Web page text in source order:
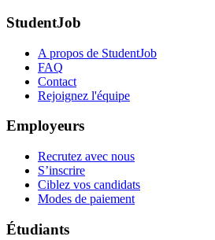
StudentJob
A propos de StudentJob
FAQ
Contact
Rejoignez l'équipe
Employeurs
Recrutez avec nous
S’inscrire
Ciblez vos candidats
Modes de paiement
Étudiants